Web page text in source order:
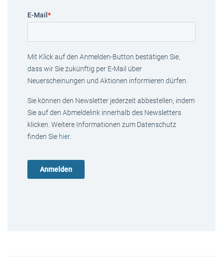
E-Mail *
Mit Klick auf den Anmelden-Button bestätigen Sie,
dass wir Sie zukünftig per E-Mail über
Neuerscheinungen und Aktionen informieren dürfen.
Sie können den Newsletter jederzeit abbestellen, indem
Sie auf den Abmeldelink innerhalb des Newsletters
klicken. Weitere Informationen zum Datenschutz
finden Sie hier.